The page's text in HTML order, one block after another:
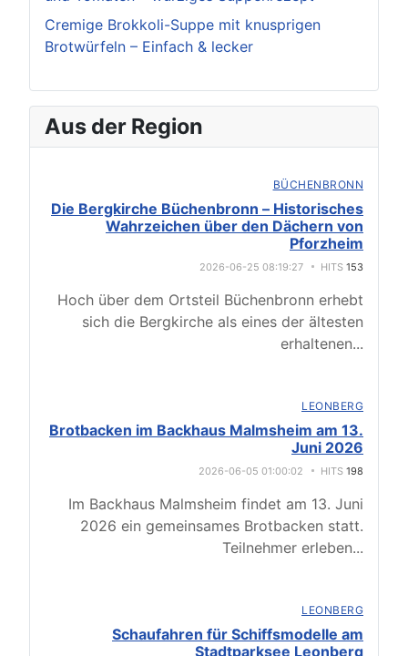
Cremige Brokkoli-Suppe mit knusprigen
Brotwürfeln – Einfach & lecker
Aus der Region
BÜCHENBRONN
Die Bergkirche Büchenbronn – Historisches
Wahrzeichen über den Dächern von
Pforzheim
2026-06-25 08:19:27 HITS 153
Hoch über dem Ortsteil Büchenbronn erhebt
sich die Bergkirche als eines der ältesten
erhaltenen...
LEONBERG
Brotbacken im Backhaus Malmsheim am 13.
Juni 2026
2026-06-05 01:00:02 HITS 198
Im Backhaus Malmsheim findet am 13. Juni
2026 ein gemeinsames Brotbacken statt.
Teilnehmer erleben...
LEONBERG
Schaufahren für Schiffsmodelle am
Stadtparksee Leonberg